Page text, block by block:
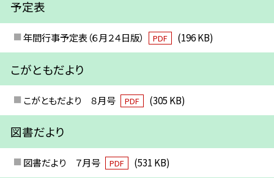
予定表
年間行事予定表（６月２４日版） PDF (196 KB)
こがともだより
こがともだより ８月号 PDF (305 KB)
図書だより
図書だより ７月号 PDF (531 KB)